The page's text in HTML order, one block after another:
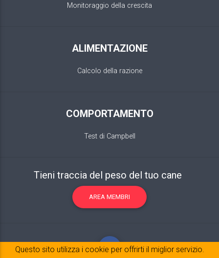
Monitoraggio della crescita
ALIMENTAZIONE
Calcolo della razione
COMPORTAMENTO
Test di Campbell
Tieni traccia del peso del tuo cane
AREA MEMBRI
Questo sito utilizza i cookie per offrirti il ​​miglior servizio.